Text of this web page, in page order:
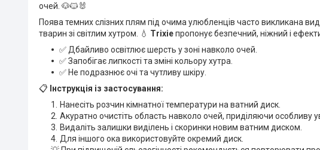
очей. 🐶🐱🐰
Поява темних слізних плям під очима улюбленців часто викликана
тварин зі світлим хутром. 💧 Trixieпропонує безпечний, ніжний і
✅ Дбайливо освітлює шерсть у зоні навколо очей.
✅ Запобігає липкості та зміні кольору хутра.
✅ Не подразнює очі та чутливу шкіру.
📋 Інструкція із застосування:
Нанесіть розчин кімнатної температури на ватний диск.
Акуратно очистіть область навколо очей, приділяючи особливу
Видаліть залишки виділень і скоринки новим ватним диском.
Для іншого ока використовуйте окремий диск.